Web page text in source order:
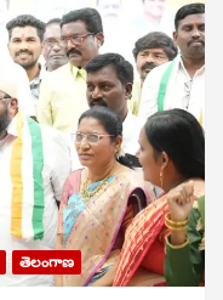
తెలంగాణ